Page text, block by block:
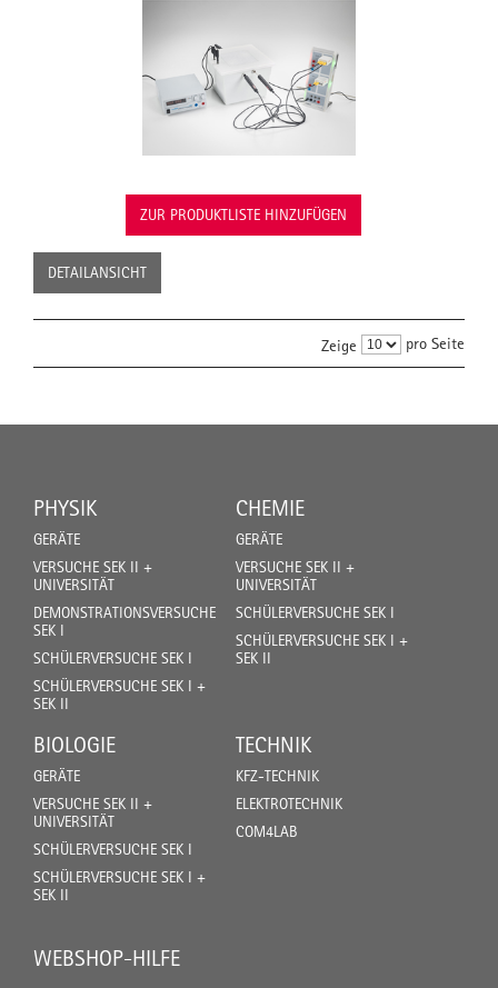
ZUR PRODUKTLISTE HINZUFÜGEN
DETAILANSICHT
Zeige pro Seite
PHYSIK
GERÄTE
VERSUCHE SEK II +
UNIVERSITÄT
DEMONSTRATIONSVERSUCHE
SEK I
SCHÜLERVERSUCHE SEK I
SCHÜLERVERSUCHE SEK I +
SEK II
CHEMIE
GERÄTE
VERSUCHE SEK II +
UNIVERSITÄT
SCHÜLERVERSUCHE SEK I
SCHÜLERVERSUCHE SEK I +
SEK II
BIOLOGIE
GERÄTE
VERSUCHE SEK II +
UNIVERSITÄT
SCHÜLERVERSUCHE SEK I
SCHÜLERVERSUCHE SEK I +
SEK II
TECHNIK
KFZ-TECHNIK
ELEKTROTECHNIK
COM4LAB
WEBSHOP-HILFE